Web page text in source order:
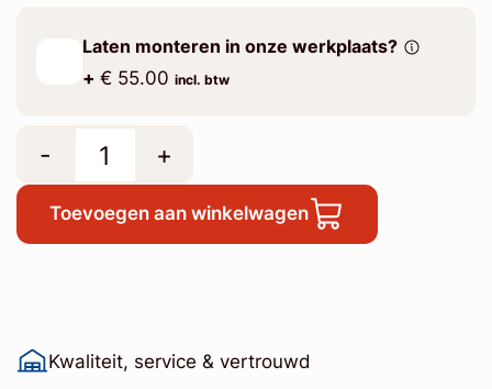
Laten monteren in onze werkplaats?
+ € 55.00 incl. btw
- +
Toevoegen aan winkelwagen
Kwaliteit, service & vertrouwd